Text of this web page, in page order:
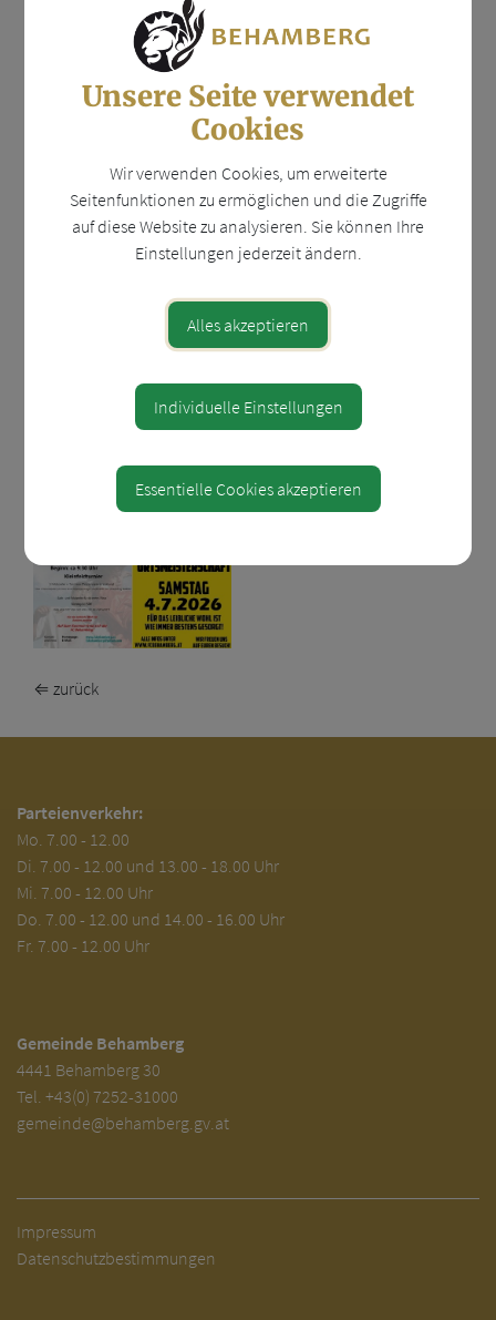
www.fcbehamberg.at
4441 Behamberg
Auf Google Maps anzeigen
Diese Veranstaltung ist für Kinder geeignet.
Veranstalter
FC Behamberg
http://www.fcbehamberg.at/ortsmeisterschaft-
behamberg-anmeldung-ab-sofort-moeglich/
⇐ zurück
Parteienverkehr:
Mo. 7.00 - 12.00
Di. 7.00 - 12.00 und 13.00 - 18.00 Uhr
Mi. 7.00 - 12.00 Uhr
Do. 7.00 - 12.00 und 14.00 - 16.00 Uhr
Fr. 7.00 - 12.00 Uhr
Gemeinde Behamberg
4441 Behamberg 30
Tel. +43(0) 7252-31000
gemeinde@behamberg.gv.at
Impressum
Datenschutzbestimmungen
Unsere Seite verwendet
Cookies
Wir verwenden Cookies, um erweiterte
Seitenfunktionen zu ermöglichen und die Zugriffe
auf diese Website zu analysieren. Sie können Ihre
Einstellungen jederzeit ändern.
Alles akzeptieren
Individuelle Einstellungen
Essentielle Cookies akzeptieren